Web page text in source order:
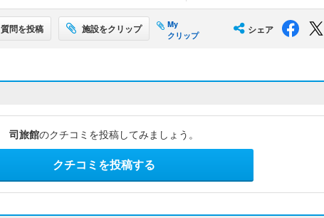
質問を投稿 施設をクリップ
My
クリップ
シェア
司旅館のクチコミを投稿してみましょう。
クチコミを投稿する